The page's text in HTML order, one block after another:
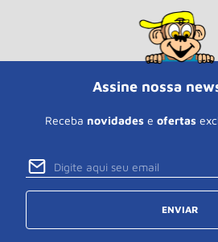
Assine nossa
Receba novidades e ofertas
ENVIAR